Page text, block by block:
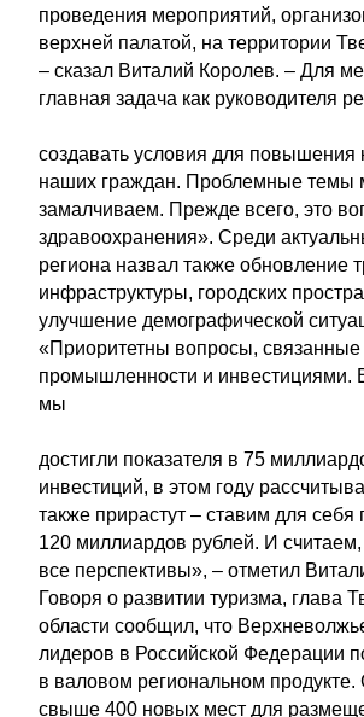
проведения мероприятий,
верхней палатой, на территории
– сказал Виталий Королев. – Для
главная задача как руководителя
создавать условия для повышения
наших граждан. Проблемные темы
замалчиваем. Прежде всего, это
здравоохранения». Среди
региона назвал также обновление
инфраструктуры, городских
улучшение демографической
«Приоритетны вопросы, связанные
промышленности и инвестициями.
мы
достигли показателя в 75
инвестиций, в этом году
также прирастут – ставим для себя
120 миллиардов рублей. И считаем,
все перспективы», – отметил
Говоря о развитии туризма, глава
области сообщил, что
лидеров в Российской Федерации
в валовом региональном продукте.
свыше 400 новых мест для